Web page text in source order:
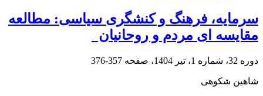
سرمایه، فرهنگ و کنشگری سیاسی: مطالعه
مقایسه ای مردم و روحانیان
دوره 32، شماره 1، تیر 1404، صفحه 357-376
شاهین شکوهی